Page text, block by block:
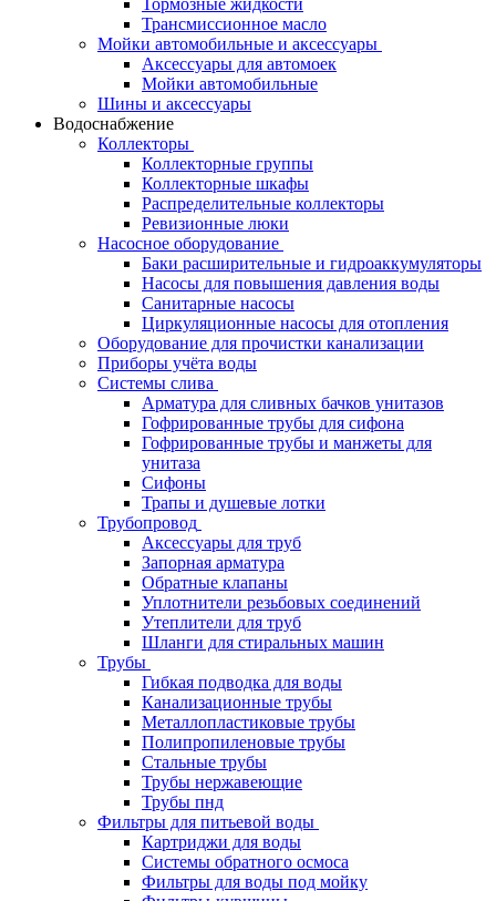
Трансмиссионное масло
Мойки автомобильные и аксессуары
Аксессуары для автомоек
Мойки автомобильные
Шины и аксессуары
Водоснабжение
Коллекторы
Коллекторные группы
Коллекторные шкафы
Распределительные коллекторы
Ревизионные люки
Насосное оборудование
Баки расширительные и гидроаккумуляторы
Насосы для повышения давления воды
Санитарные насосы
Циркуляционные насосы для отопления
Оборудование для прочистки канализации
Приборы учёта воды
Системы слива
Арматура для сливных бачков унитазов
Гофрированные трубы для сифона
Гофрированные трубы и манжеты для
унитаза
Сифоны
Трапы и душевые лотки
Трубопровод
Аксессуары для труб
Запорная арматура
Обратные клапаны
Уплотнители резьбовых соединений
Утеплители для труб
Шланги для стиральных машин
Трубы
Гибкая подводка для воды
Канализационные трубы
Металлопластиковые трубы
Полипропиленовые трубы
Стальные трубы
Трубы нержавеющие
Трубы пнд
Фильтры для питьевой воды
Картриджи для воды
Системы обратного осмоса
Фильтры для воды под мойку